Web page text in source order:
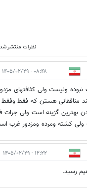
نظرات منتشر
۰۸:۴۸ - ۱۴۰۵/۰۲/۲۹
نبوده ونیست ولی کثافتهای
منافقانی هستن که فقط
بهترین گزینه است ولی جرات
کشته ومرده ومزدور غرب
۱۲:۲۲ - ۱۴۰۵/۰۲/۲۹
رسید.